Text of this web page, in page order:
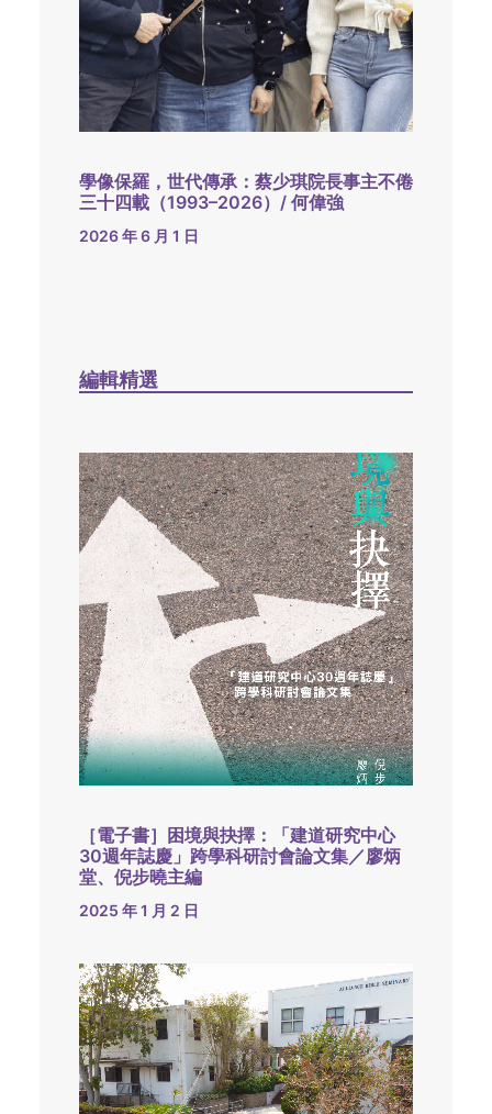
學像保羅，世代傳承：蔡少琪院長事主不倦
三十四載（1993–2026）/ 何偉強
2026 年 6 月 1 日
編輯精選
［電子書］困境與抉擇：「建道研究中心
30週年誌慶」跨學科研討會論文集／廖炳
堂、倪步曉主編
2025 年 1 月 2 日